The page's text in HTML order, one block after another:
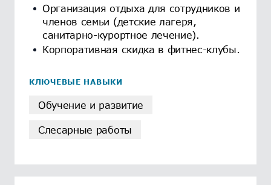
Организация отдыха для сотрудников и
членов семьи (детские лагеря,
санитарно-курортное лечение).
Корпоративная скидка в фитнес-клубы.
КЛЮЧЕВЫЕ НАВЫКИ
Обучение и развитие
Слесарные работы